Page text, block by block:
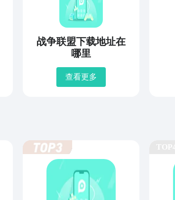
战争联盟下载地址在
哪里
查看更多